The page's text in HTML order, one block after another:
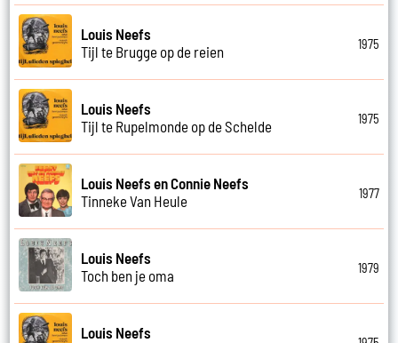
Louis Neefs
Tijl te Brugge op de reien
1975
Louis Neefs
Tijl te Rupelmonde op de Schelde
1975
Louis Neefs en Connie Neefs
Tinneke Van Heule
1977
Louis Neefs
Toch ben je oma
1979
Louis Neefs